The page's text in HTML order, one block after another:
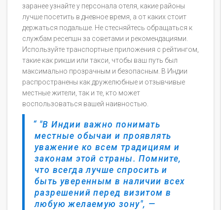
заранее узнайте у персонала отеля, какие районы
лучше посетить в дневное время, а от каких стоит
держаться подальше. Не стесняйтесь обращаться к
службам ресепшн за советами и рекомендациями.
Используйте транспортные приложения с рейтингом,
такие как рикши или такси, чтобы ваш путь был
максимально прозрачным и безопасным. В Индии
распространены как дружелюбные и отзывчивые
местные жители, так и те, кто может
воспользоваться вашей наивностью.
"В Индии важно понимать
местные обычаи и проявлять
уважение ко всем традициям и
законам этой страны. Помните,
что всегда лучше спросить и
быть уверенным в наличии всех
разрешений перед визитом в
любую желаемую зону", —